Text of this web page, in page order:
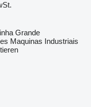
Grande
Maquinas Industriais